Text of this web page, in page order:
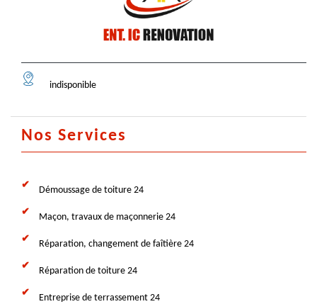
indisponible
Nos Services
Démoussage de toiture 24
Maçon, travaux de maçonnerie 24
Réparation, changement de faîtière 24
Réparation de toiture 24
Entreprise de terrassement 24